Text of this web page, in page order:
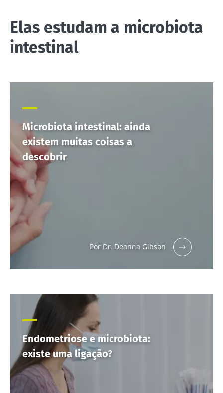
Elas estudam a microbiota
intestinal
Microbiota intestinal: ainda
existem muitas coisas a
descobrir
Por Dr. Deanna Gibson
Endometriose e microbiota:
existe uma ligação?